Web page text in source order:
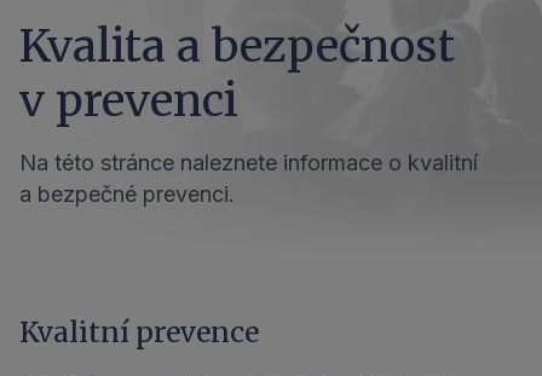
Kvalita a bezpečnost
v prevenci
Na této stránce naleznete informace o kvalitní
a bezpečné prevenci.
Kvalitní prevence